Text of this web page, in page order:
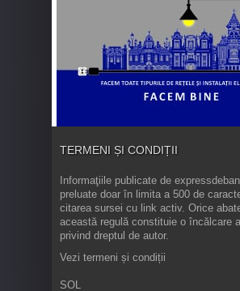
TERMENI ȘI CONDIȚII
Informaţiile publicate de
preluate doar în limita a 500 de
citarea sursei cu link activ. Orice
această regulă constituie o încălcare
privind dreptul de autor.
Vezi termeni și condiții
SOL